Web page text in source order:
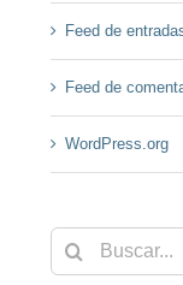
Feed de
Feed de
WordPress.org
Buscar: